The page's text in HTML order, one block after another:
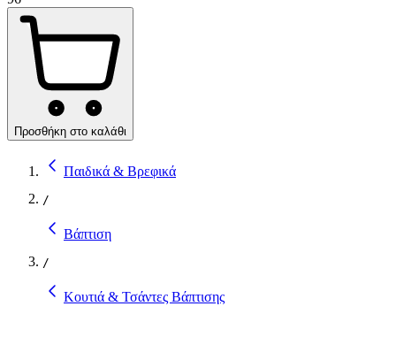
Προσθήκη στο καλάθι
Παιδικά & Βρεφικά
/
Βάπτιση
/
Κουτιά & Τσάντες Βάπτισης